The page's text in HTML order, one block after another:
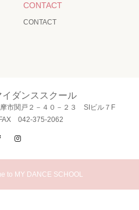
CONTACT
CONTACT
ダンススクール
市関戸２－４０－２３ SIビル７F
042-375-2062
Facebook
to MY DANCE SCHOOL